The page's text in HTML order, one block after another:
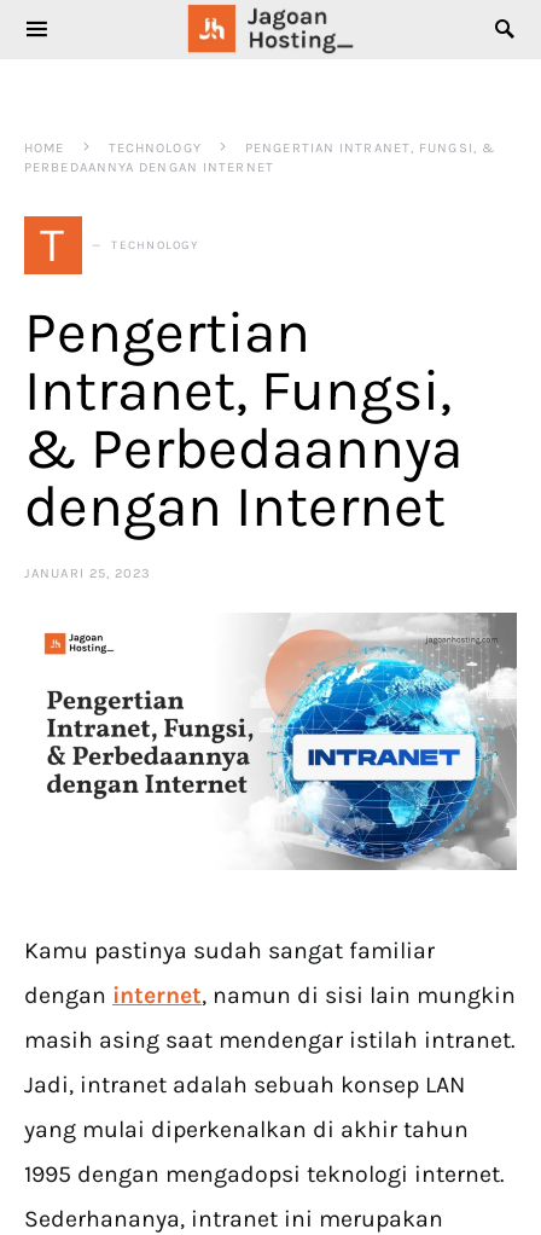
SEARCH FOR:
HOME TECHNOLOGY
PENGERTIAN INTRANET, FUNGSI, &
PERBEDAANNYA DENGAN INTERNET
T TECHNOLOGY
Pengertian
Intranet, Fungsi,
& Perbedaannya
dengan Internet
JANUARI 25, 2023
Kamu pastinya sudah sangat familiar
dengan internet, namun di sisi lain mungkin
masih asing saat mendengar istilah intranet.
Jadi, intranet adalah sebuah konsep LAN
yang mulai diperkenalkan di akhir tahun
1995 dengan mengadopsi teknologi internet.
Sederhananya, intranet ini merupakan